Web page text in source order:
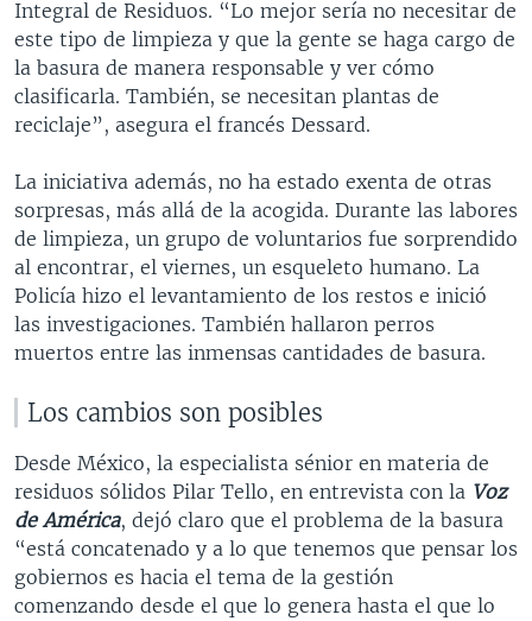
Integral de Residuos. “Lo mejor sería no necesitar de
este tipo de limpieza y que la gente se haga cargo de
la basura de manera responsable y ver cómo
clasificarla. También, se necesitan plantas de
reciclaje”, asegura el francés Dessard.
La iniciativa además, no ha estado exenta de otras
sorpresas, más allá de la acogida. Durante las labores
de limpieza, un grupo de voluntarios fue sorprendido
al encontrar, el viernes, un esqueleto humano. La
Policía hizo el levantamiento de los restos e inició
las investigaciones. También hallaron perros
muertos entre las inmensas cantidades de basura.
Los cambios son posibles
Desde México, la especialista sénior en materia de
residuos sólidos Pilar Tello, en entrevista con la Voz
de América, dejó claro que el problema de la basura
“está concatenado y a lo que tenemos que pensar los
gobiernos es hacia el tema de la gestión
comenzando desde el que lo genera hasta el que lo